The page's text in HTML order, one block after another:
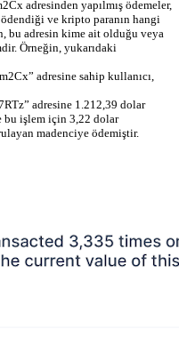
adresinden yapılmış ödemeler,
ve kripto paranın hangi
bu adresin kime ait olduğu veya
Örneğin, yukarıdaki
adresine sahip kullanıcı,
adresine 1.212,39 dolar
bu işlem için 3,22 dolar
madenciye ödemiştir.